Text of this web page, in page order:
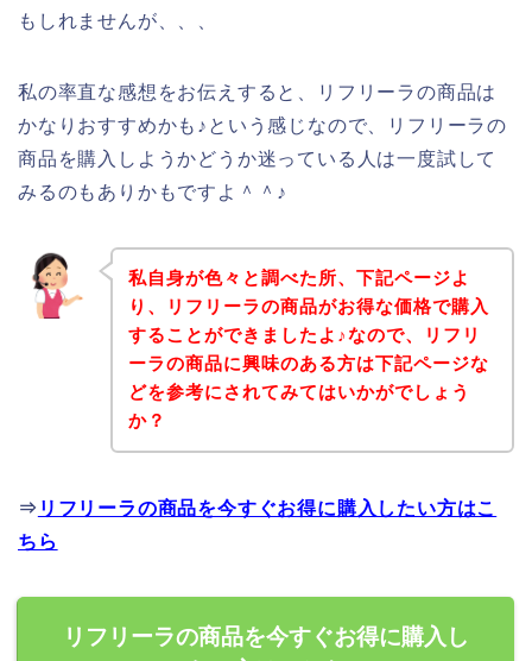
もしれませんが、、、
私の率直な感想をお伝えすると、リフリーラの商品は
かなりおすすめかも♪という感じなので、リフリーラの
商品を購入しようかどうか迷っている人は一度試して
みるのもありかもですよ＾＾♪
私自身が色々と調べた所、下記ページよ
り、リフリーラの商品がお得な価格で購入
することができましたよ♪なので、リフリ
ーラの商品に興味のある方は下記ページな
どを参考にされてみてはいかがでしょう
か？
⇒ リフリーラの商品を今すぐお得に購入したい方はこ
ちら
リフリーラの商品を今すぐお得に購入し